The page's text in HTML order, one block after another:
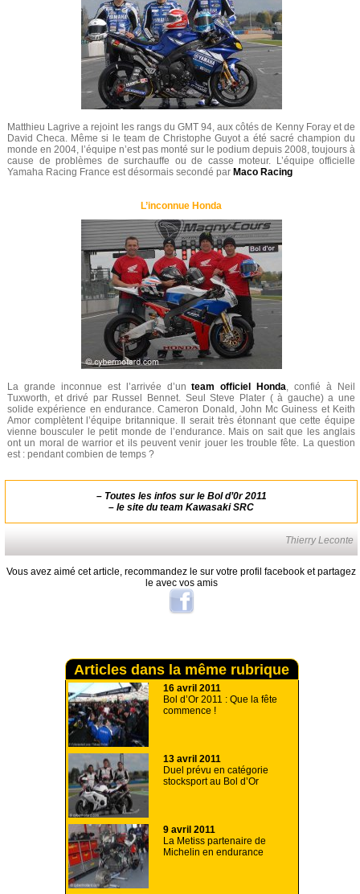
Matthieu Lagrive a rejoint les rangs du GMT 94, aux côtés de Kenny Foray et de
David Checa. Même si le team de Christophe Guyot a été sacré champion du
monde en 2004, l’équipe n’est pas monté sur le podium depuis 2008, toujours à
cause de problèmes de surchauffe ou de casse moteur. L’équipe officielle
Yamaha Racing France est désormais secondé par Maco Racing
L’inconnue Honda
La grande inconnue est l’arrivée d’unteam officiel Honda, confié à Neil
Tuxworth, et drivé par Russel Bennet. Seul Steve Plater ( à gauche) a une
solide expérience en endurance. Cameron Donald, John Mc Guiness et Keith
Amor complètent l’équipe britannique. Il serait très étonnant que cette équipe
vienne bousculer le petit monde de l’endurance. Mais on sait que les anglais
ont un moral de warrior et ils peuvent venir jouer les trouble fête. La question
est : pendant combien de temps ?
– Toutes les infos sur le Bol d’0r 2011
– le site du team Kawasaki SRC
Thierry Leconte
Vous avez aimé cet article, recommandez le sur votre profil facebook et partagez
le avec vos amis
Articles dans la même rubrique
16 avril 2011
Bol d’Or 2011 : Que la fête
commence !
13 avril 2011
Duel prévu en catégorie
stocksport au Bol d’Or
9 avril 2011
La Metiss partenaire de
Michelin en endurance